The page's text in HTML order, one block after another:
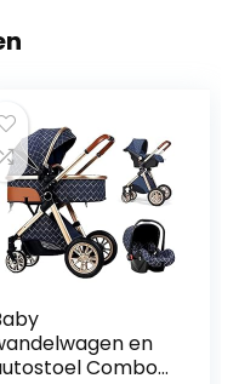
en
Combo